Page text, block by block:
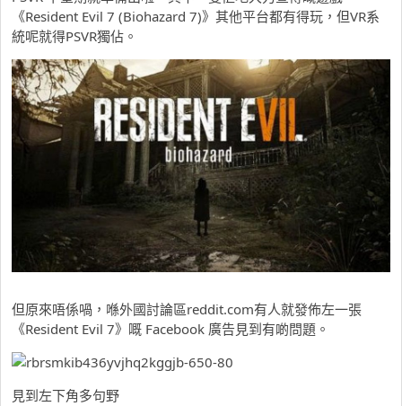
《Resident Evil 7 (Biohazard 7)》其他平台都有得玩，但VR系
統呢就得PSVR獨佔。
但原來唔係喎，喺外國討論區reddit.com有人就發佈左一張
《Resident Evil 7》嘅 Facebook 廣告見到有啲問題。
見到左下角多句野